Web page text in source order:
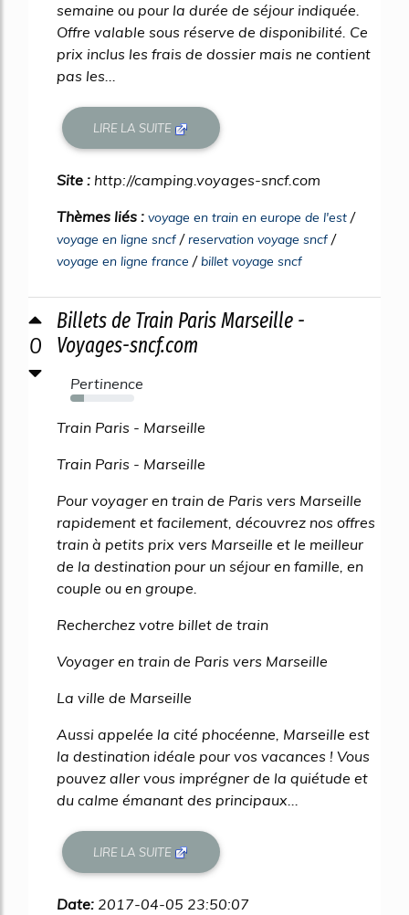
semaine ou pour la durée de séjour indiquée.
Offre valable sous réserve de disponibilité. Ce
prix inclus les frais de dossier mais ne contient
pas les...
LIRE LA SUITE
Site : http://camping.voyages-sncf.com
Thèmes liés : voyage en train en europe de l'est /
voyage en ligne sncf /reservation voyage sncf /
voyage en ligne france /billet voyage sncf
0
Billets de Train Paris Marseille -
Voyages-sncf.com
Pertinence
22%
Train Paris - Marseille
Train Paris - Marseille
Pour voyager en train de Paris vers Marseille
rapidement et facilement, découvrez nos offres
train à petits prix vers Marseille et le meilleur
de la destination pour un séjour en famille, en
couple ou en groupe.
Recherchez votre billet de train
Voyager en train de Paris vers Marseille
La ville de Marseille
Aussi appelée la cité phocéenne, Marseille est
la destination idéale pour vos vacances ! Vous
pouvez aller vous imprégner de la quiétude et
du calme émanant des principaux...
LIRE LA SUITE
Date: 2017-04-05 23:50:07